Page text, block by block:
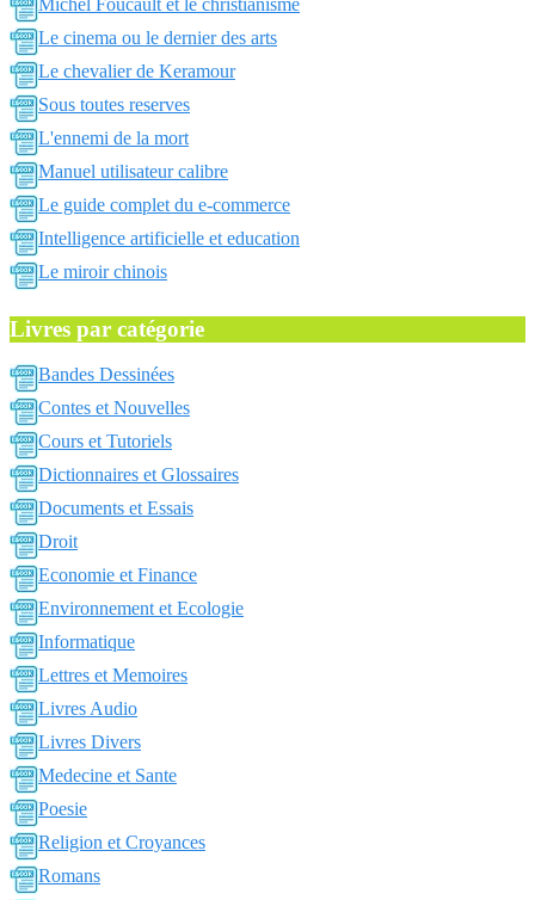
Michel Foucault et le christianisme
Le cinema ou le dernier des arts
Le chevalier de Keramour
Sous toutes reserves
L'ennemi de la mort
Manuel utilisateur calibre
Le guide complet du e-commerce
Intelligence artificielle et education
Le miroir chinois
Livres par catégorie
Bandes Dessinées
Contes et Nouvelles
Cours et Tutoriels
Dictionnaires et Glossaires
Documents et Essais
Droit
Economie et Finance
Environnement et Ecologie
Informatique
Lettres et Memoires
Livres Audio
Livres Divers
Medecine et Sante
Poesie
Religion et Croyances
Romans